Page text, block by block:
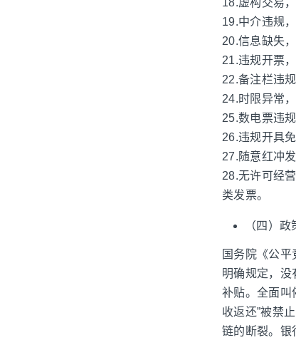
18.虚构交易
19.中介违规
20.信息缺失
21.违规开票
22.备注栏违
24.时限异常
25.数电票违
26.违规开具
27.随意红冲
28.无许可经
类发票。
（四）
国务院《公
明确规定，没
补贴。全面叫
收返还”被禁
链的断裂。银